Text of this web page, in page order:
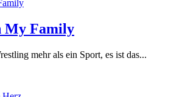
My Family
mehr als ein Sport, es ist das...